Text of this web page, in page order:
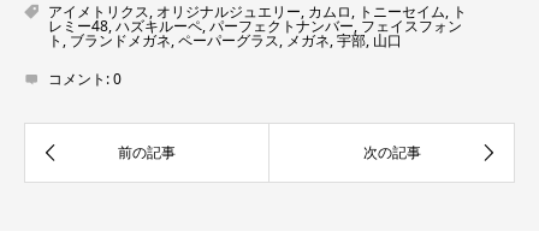
アイメトリクス, オリジナルジュエリー, カムロ, トニーセイム, ト
レミー48,ハズキルーペ,パーフェクトナンバー, フェイスフォン
ト , ブランドメガネ,ペーパーグラス,メガネ,宇部, 山口
コメント:0